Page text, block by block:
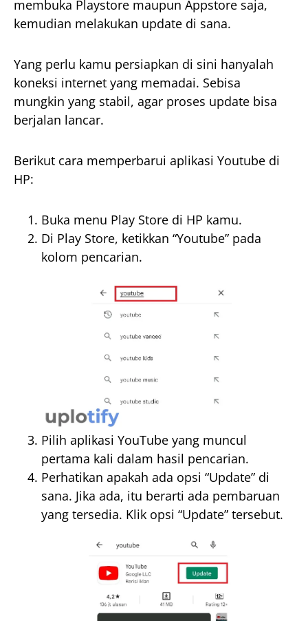
membuka Playstore maupun Appstore saja,
kemudian melakukan update di sana.
Yang perlu kamu persiapkan di sini hanyalah
koneksi internet yang memadai. Sebisa
mungkin yang stabil, agar proses update bisa
berjalan lancar.
Berikut cara memperbarui aplikasi Youtube di
HP:
Buka menu Play Store di HP kamu.
Di Play Store, ketikkan “Youtube” pada
kolom pencarian.
Pilih aplikasi YouTube yang muncul
pertama kali dalam hasil pencarian.
Perhatikan apakah ada opsi “Update” di
sana. Jika ada, itu berarti ada pembaruan
yang tersedia. Klik opsi “Update” tersebut.